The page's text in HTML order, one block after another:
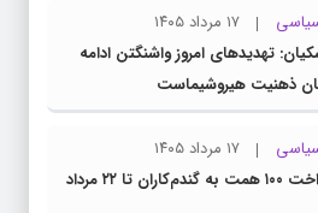
۱۷ مرداد ۱۴۰۵
تهدیدهای امروز واشنگتن ادامه
ذهنیت هیروشیماست
۱۷ مرداد ۱۴۰۵
تا ۲۲ مرداد